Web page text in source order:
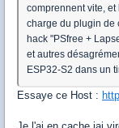
comprennent vite,
charge du plugin de
hack "PSfree +
et autres
ESP32-S2 dans un
Essaye ce Host :